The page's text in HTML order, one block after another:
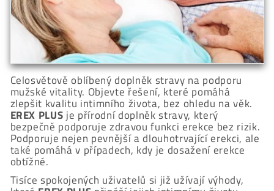
Celosvětově oblíbený doplněk stravy na podporu
mužské vitality. Objevte řešení, které pomáhá
zlepšit kvalitu intimního života, bez ohledu na věk.
EREX PLUS je přírodní doplněk stravy, který
bezpečně podporuje zdravou funkci erekce bez rizik.
Podporuje nejen pevnější a dlouhotrvající erekci, ale
také pomáhá v případech, kdy je dosažení erekce
obtížné.
Tisíce spokojených uživatelů si již užívají výhody,